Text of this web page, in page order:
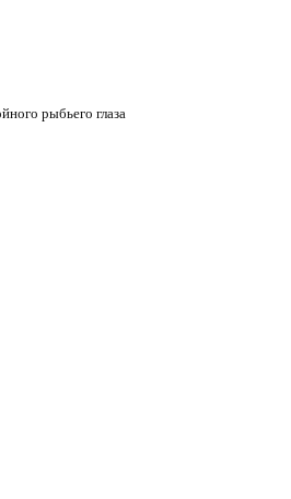
рыбьего глаза